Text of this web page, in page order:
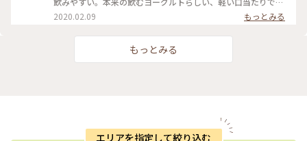
に、愛の溢れるスポットやフォトスポットが多々ありました。
🐐ヤギの姿もあり、自然を感じることができます。 愛込ひまわ
でしょう✨ 満開のひまわり畑🌻きっと素晴らしかったに間違い
クゴク飲める感じはいい。また買いたい一品。 #冬のおでかけ
#わたしの街 @#ヨーグルト #飲むヨーグルト#のむヨーグルト
2020.02.09 もっとみる
もっとみる
エリアを指定して絞り込む